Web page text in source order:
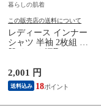
暮らしの肌着
この販売店の送料について
レディース インナー
シャツ 半袖 2枚組 素
り インナーシャツ
パッド付き 春夏 汗
染み 防止 汗 対策 綿
2,001 円
送料込み 18